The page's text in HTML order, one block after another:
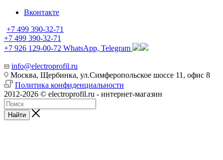
Вконтакте
+7 499 390-32-71
+7 499 390-32-71
+7 926 129-00-72 WhatsApp, Telegram
info@electroprofil.ru
Москва, Щербинка, ул.Симферопольское шоссе 11, офис 8
Политика конфиденциальности
2012-2026 © electroprofil.ru - интернет-магазин
Найти